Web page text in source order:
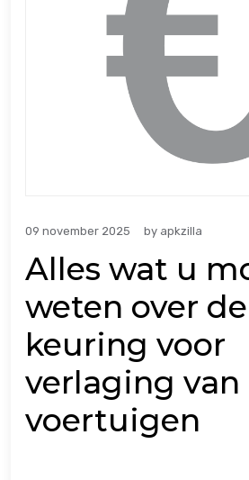
09 november 2025 by apkzilla
Alles wat u
weten over de
keuring voor
verlaging van
voertuigen